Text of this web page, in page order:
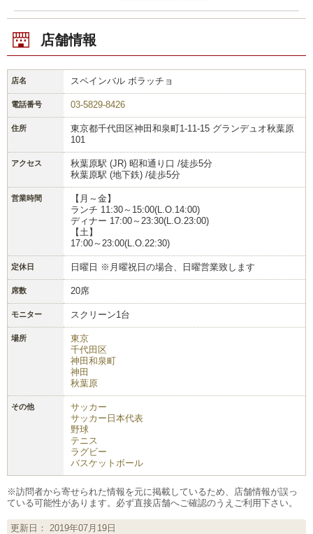
店舗情報
店名 スペインバル ボラッチョ
電話番号 03-5829-8426
住所
東京都千代田区神田和泉町1-11-15 グランデュオ秋葉原
101
アクセス
秋葉原駅 (JR) 昭和通り口 /徒歩5分
秋葉原駅 (地下鉄) /徒歩5分
営業時間
【月～金】
ランチ 11:30～15:00(L.O.14:00)
ディナー 17:00～23:30(L.O.23:00)
【土】
17:00～23:00(L.O.22:30)
定休日 日曜日 ※月曜祝日の場合、日曜営業致します
席数 20席
モニター スクリーン1台
場所
東京
千代田区
神田和泉町
神田
秋葉原
その他
サッカー
サッカー日本代表
野球
テニス
ラグビー
バスケットボール
※訪問者から寄せられた情報を元に掲載しているため、店舗情報が誤っ
ている可能性があります。必ず直接店舗へご確認のうえご利用下さい。
更新日： 2019年07月19日